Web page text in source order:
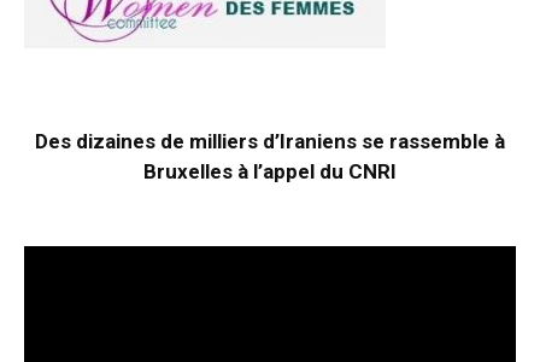
Des dizaines de milliers d’Iraniens se rassemble à
Bruxelles à l’appel du CNRI